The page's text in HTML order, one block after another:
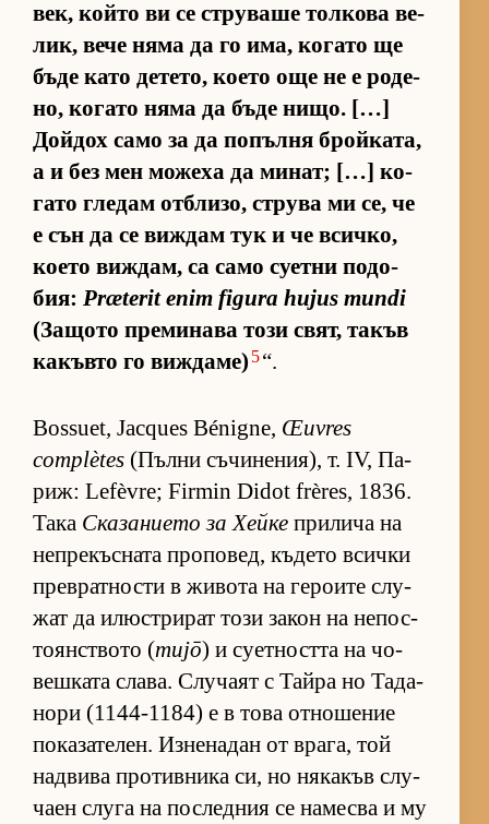
век, който ви се стру­ваше тол­кова ве­
лик, вече няма да го има, ко­гато ще
бъде като де­те­то, ко­ето още не е ро­де­
но, ко­гато няма да бъде ни­що. […]
Дой­дох само за да по­пълня брой­ка­та,
а и без мен мо­жеха да ми­нат; […] ко­
гато гле­дам от­б­ли­зо, струва ми се, че
е сън да се виж­дам тук и че всич­ко,
ко­ето виж­дам, са само су­етни по­до­
бия: Præterit enim figura hujus mundi
(За­щото пре­ми­нава този свят, та­къв
ка­къвто го виж­да­ме) 5“.
Bossuet, Jacques Bénigne, Œuvres
complètes (Пълни съ­чи­не­ни­я), т. IV, Па­
риж: Lefèvre; Firmin Didot frères, 1836.
Така Ска­за­ни­ето за Хейке при­лича на
неп­ре­къс­ната про­по­вед, къ­дето всички
прев­рат­ности в жи­вота на ге­ро­ите слу­
жат да илюс­т­ри­рат този за­кон на не­пос­
то­ян­с­т­вото (mujō) и су­ет­ността на чо­
веш­ката сла­ва. Слу­чаят с Тайра но Та­да­
нори (1144-1184) е в това от­но­ше­ние
по­ка­за­те­лен. Из­не­на­дан от вра­га, той
над­вива про­тив­ника си, но ня­ка­къв слу­
чаен слуга на пос­лед­ния се на­месва и му